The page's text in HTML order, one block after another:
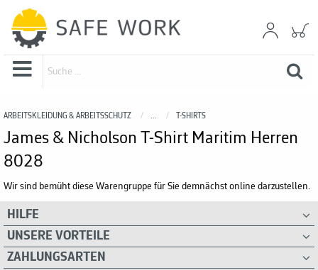
ARBEITSKLEIDUNG & ARBEITSSCHUTZ ... T-SHIRTS
James & Nicholson T-Shirt Maritim Herren
8028
Wir sind bemüht diese Warengruppe für Sie demnächst online darzustellen.
HILFE
UNSERE VORTEILE
ZAHLUNGSARTEN